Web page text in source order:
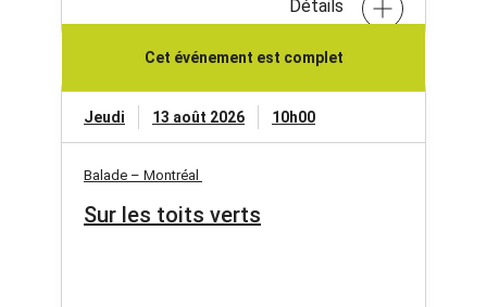
Détails
Cet événement est complet
Jeudi 13 août 2026 10h00
Balade – Montréal
Sur les toits verts